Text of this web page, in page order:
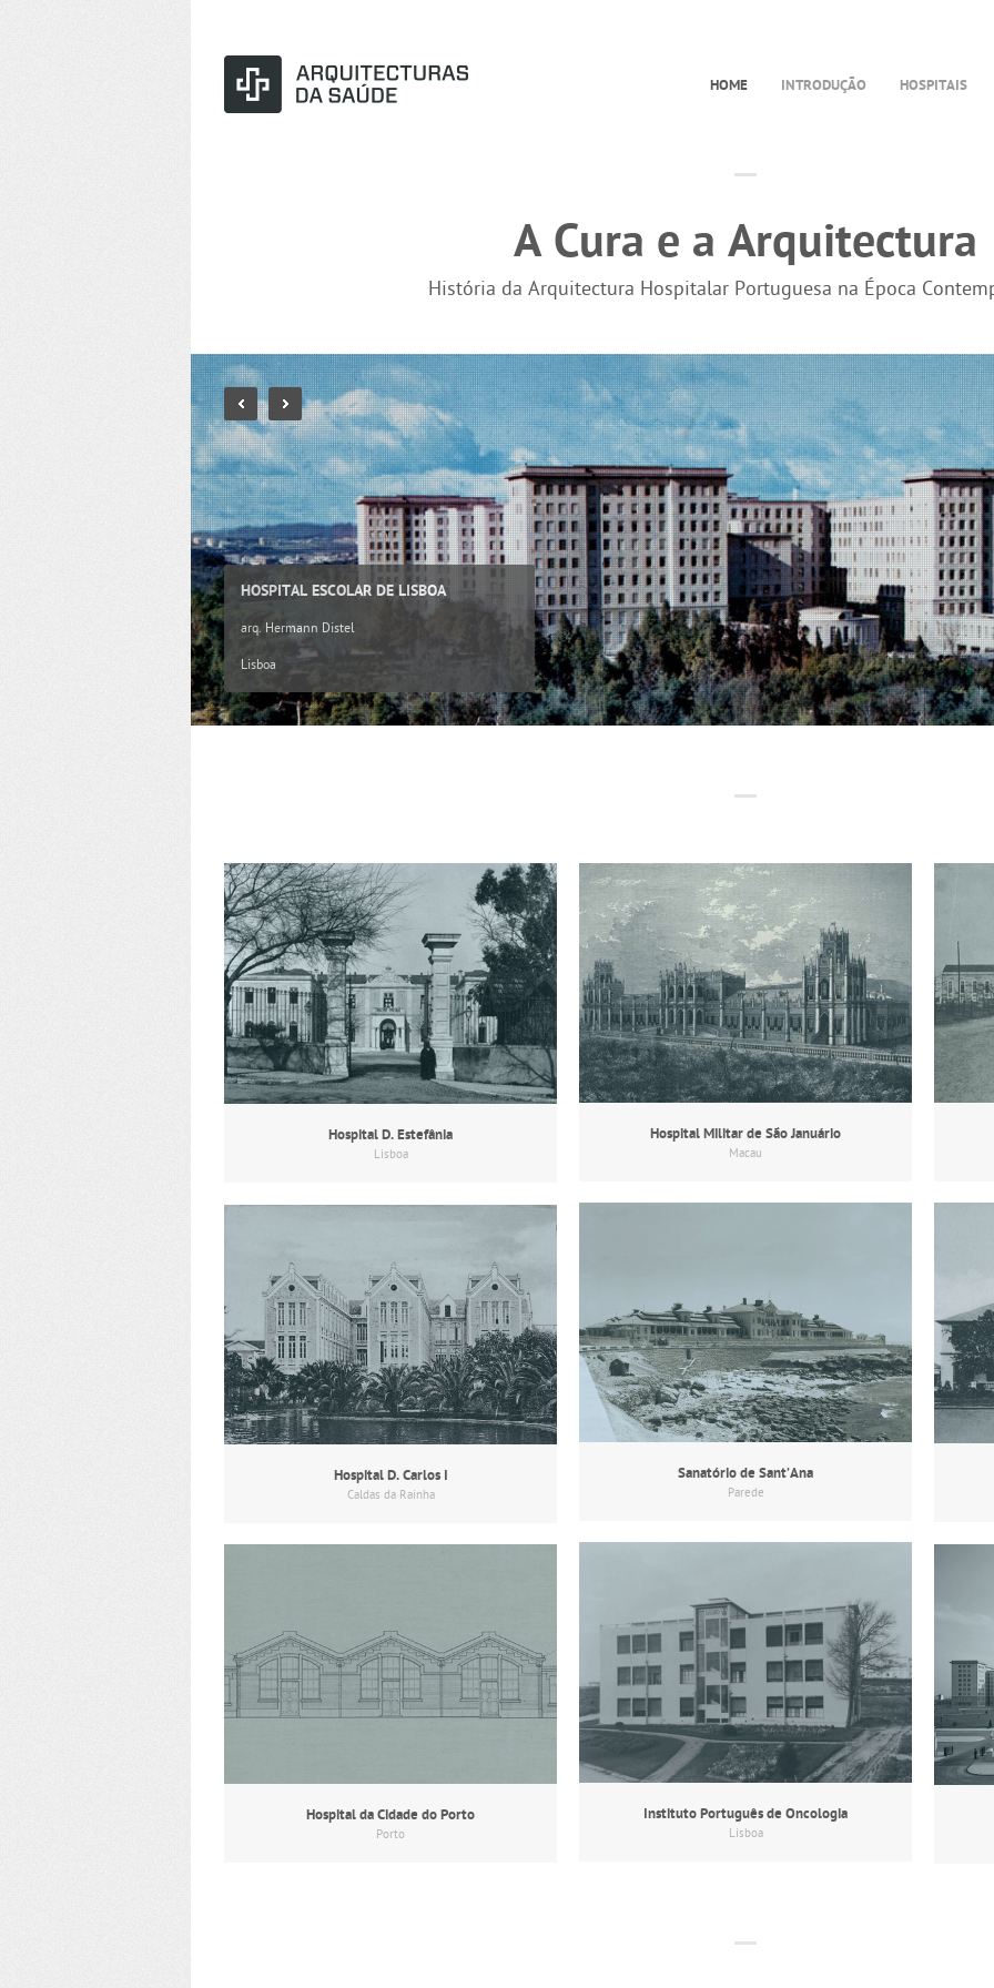
HOME INTRODUÇÃO HOSPITAIS
A Cura e a Arquitectura
História da Arquitectura Hospitalar Portuguesa na Época
HOSPITAL ESCOLAR DE LISBOA
arq. Hermann Distel
Lisboa
Hospital D. Estefânia
Lisboa
Hospital Militar de São Januário
Macau
Sanatório de Sant’Ana
Parede
Hospital D. Carlos I
Caldas da Rainha
Instituto Português de Oncologia
Lisboa
Hospital da Cidade do Porto
Porto